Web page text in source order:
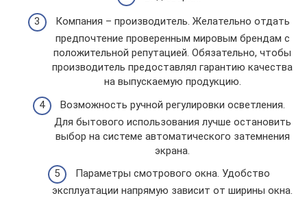
Компания – производитель. Желательно отдать
предпочтение проверенным мировым брендам с
положительной репутацией. Обязательно, чтобы
производитель предоставлял гарантию качества
на выпускаемую продукцию.
Возможность ручной регулировки осветления.
Для бытового использования лучше остановить
выбор на системе автоматического затемнения
экрана.
Параметры смотрового окна. Удобство
эксплуатации напрямую зависит от ширины окна.